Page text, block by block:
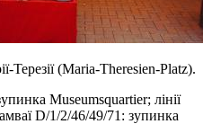
Терезії (Maria-Theresien-Platz).
Museumsquartier; лінії
D/1/2/46/49/71: зупинка